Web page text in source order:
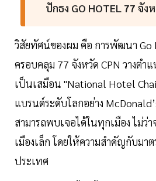
ปักธง GO HOTEL 77 จั
วิสัยทัศน์ของผม คือ การพัฒนา Go
ครอบคลุม 77 จังหวัด CPN วางตำ
เป็นเสมือน "National Hotel
แบรนด์ระดับโลกอย่าง
สามารถพบเจอได้ในทุกเมือง ไม่ว่
เมืองเล็ก โดยให้ความสำคัญกับมา
ประเทศ